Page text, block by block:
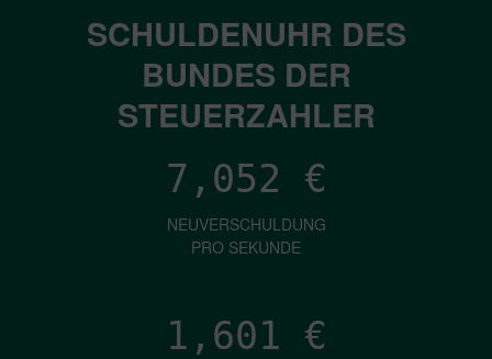
SCHULDENUHR DES
BUNDES DER
STEUERZAHLER
7,052 €
NEUVERSCHULDUNG
PRO SEKUNDE
1,601 €